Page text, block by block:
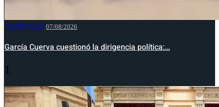
NACIONALES 07/08/2026
García Cuerva cuestionó la dirigencia política:…
1